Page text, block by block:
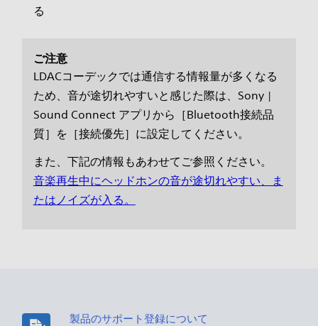
る
ご注意
LDACコーデックでは通信する情報量が多くなる
ため、音が途切れやすいと感じた際は、Sony |
Sound Connect アプリから［Bluetooth接続品
質］を［接続優先］に設定してください。
また、下記の情報もあわせてご参照ください。
音楽再生中にヘッドホンの音が途切れやすい、ま
たはノイズが入る。
製品のサポート登録について